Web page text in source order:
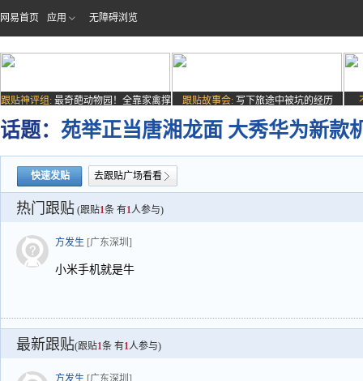
网易首页 应用 无障碍浏览
跟贴神评组: 最奇葩动物园！全靠家禽撑
场子
跟贴故事会: 写下旅途中被坑的经历
话题： 苑举正当唐湘龙面 大秀华为新款
快速发贴 去跟贴广场看看
热门跟贴 (跟贴1条 有1人参与)
方发生 [广东深圳]
小米手机就是牛
最新跟贴(跟贴1条 有1人参与)
方发生 [广东深圳]